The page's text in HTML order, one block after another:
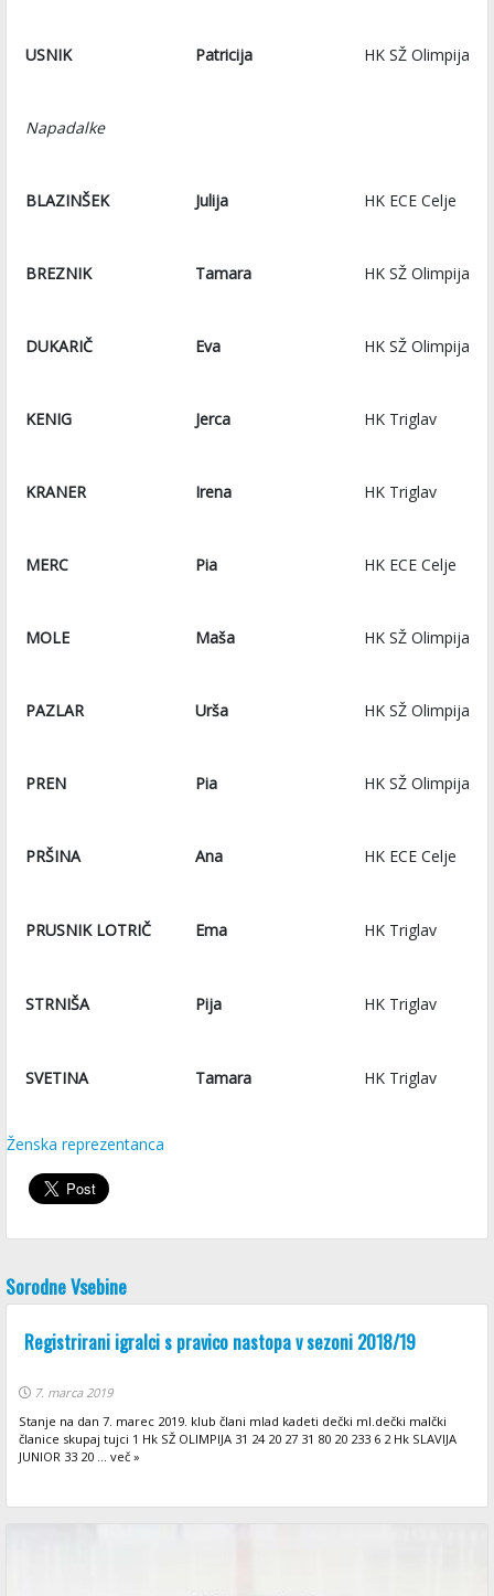
USNIK Patricija HK SŽ Olimpija
Napadalke
BLAZINŠEK Julija HK ECE Celje
BREZNIK Tamara HK SŽ Olimpija
DUKARIČ Eva HK SŽ Olimpija
KENIG Jerca HK Triglav
KRANER Irena HK Triglav
MERC Pia HK ECE Celje
MOLE Maša HK SŽ Olimpija
PAZLAR Urša HK SŽ Olimpija
PREN Pia HK SŽ Olimpija
PRŠINA Ana HK ECE Celje
PRUSNIK LOTRIČ Ema HK Triglav
STRNIŠA Pija HK Triglav
SVETINA Tamara HK Triglav
Ženska reprezentanca
Sorodne Vsebine
Registrirani igralci s pravico nastopa v sezoni 2018/19
7. marca 2019
Stanje na dan 7. marec 2019. klub člani mlad kadeti dečki ml.dečki malčki
članice skupaj tujci 1 Hk SŽ OLIMPIJA 31 24 20 27 31 80 20 233 6 2 Hk SLAVIJA
JUNIOR 33 20 ... več »